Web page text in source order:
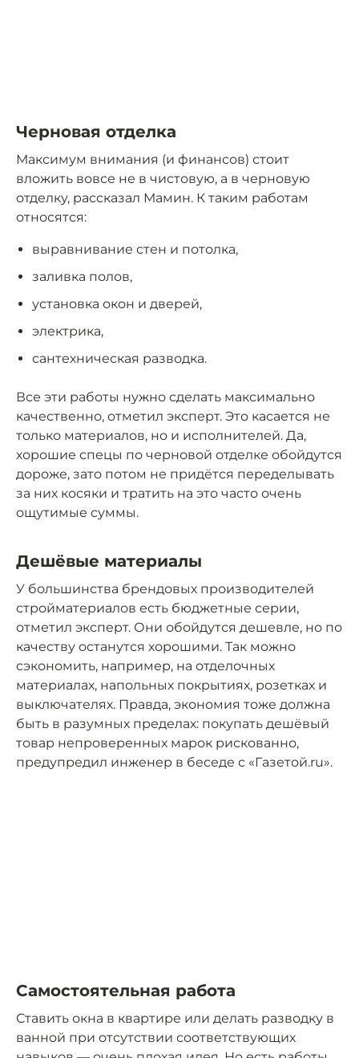
Черновая отделка
Максимум внимания (и финансов) стоит
вложить вовсе не в чистовую, а в черновую
отделку, рассказал Мамин. К таким работам
относятся:
выравнивание стен и потолка,
заливка полов,
установка окон и дверей,
электрика,
сантехническая разводка.
Все эти работы нужно сделать максимально
качественно, отметил эксперт. Это касается не
только материалов, но и исполнителей. Да,
хорошие спецы по черновой отделке обойдутся
дороже, зато потом не придётся переделывать
за них косяки и тратить на это часто очень
ощутимые суммы.
Дешёвые материалы
У большинства брендовых производителей
стройматериалов есть бюджетные серии,
отметил эксперт. Они обойдутся дешевле, но по
качеству останутся хорошими. Так можно
сэкономить, например, на отделочных
материалах, напольных покрытиях, розетках и
выключателях. Правда, экономия тоже должна
быть в разумных пределах: покупать дешёвый
товар непроверенных марок рискованно,
предупредил инженер в беседе с «Газетой.ru».
Самостоятельная работа
Ставить окна в квартире или делать разводку в
ванной при отсутствии соответствующих